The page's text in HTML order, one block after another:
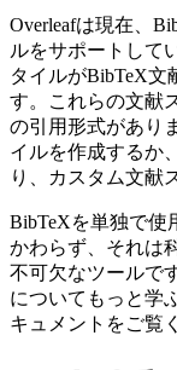
Overleafは現在、
ルをサポートして
タイルがBibTeX文
す。これらの文献
の引用形式があり
イルを作成するか
り、カスタム文献
BibTeXを単独で使
かわらず、それは
不可欠なツールで
についてもっと学
キュメントをご覧